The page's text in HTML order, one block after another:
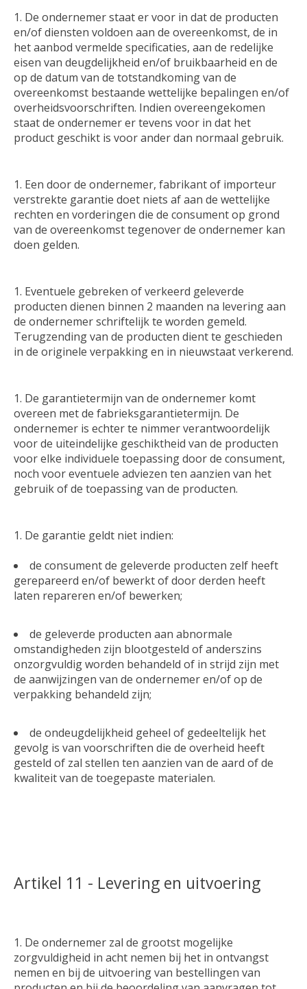
De ondernemer staat er voor in dat de producten
en/of diensten voldoen aan de overeenkomst, de in
het aanbod vermelde specificaties, aan de redelijke
eisen van deugdelijkheid en/of bruikbaarheid en de
op de datum van de totstandkoming van de
overeenkomst bestaande wettelijke bepalingen en/of
overheidsvoorschriften. Indien overeengekomen
staat de ondernemer er tevens voor in dat het
product geschikt is voor ander dan normaal gebruik.
Een door de ondernemer, fabrikant of importeur
verstrekte garantie doet niets af aan de wettelijke
rechten en vorderingen die de consument op grond
van de overeenkomst tegenover de ondernemer kan
doen gelden.
Eventuele gebreken of verkeerd geleverde
producten dienen binnen 2 maanden na levering aan
de ondernemer schriftelijk te worden gemeld.
Terugzending van de producten dient te geschieden
in de originele verpakking en in nieuwstaat verkerend.
De garantietermijn van de ondernemer komt
overeen met de fabrieksgarantietermijn. De
ondernemer is echter te nimmer verantwoordelijk
voor de uiteindelijke geschiktheid van de producten
voor elke individuele toepassing door de consument,
noch voor eventuele adviezen ten aanzien van het
gebruik of de toepassing van de producten.
De garantie geldt niet indien:
de consument de geleverde producten zelf heeft
gerepareerd en/of bewerkt of door derden heeft
laten repareren en/of bewerken;
de geleverde producten aan abnormale
omstandigheden zijn blootgesteld of anderszins
onzorgvuldig worden behandeld of in strijd zijn met
de aanwijzingen van de ondernemer en/of op de
verpakking behandeld zijn;
de ondeugdelijkheid geheel of gedeeltelijk het
gevolg is van voorschriften die de overheid heeft
gesteld of zal stellen ten aanzien van de aard of de
kwaliteit van de toegepaste materialen.
Artikel 11 - Levering en uitvoering
De ondernemer zal de grootst mogelijke
zorgvuldigheid in acht nemen bij het in ontvangst
nemen en bij de uitvoering van bestellingen van